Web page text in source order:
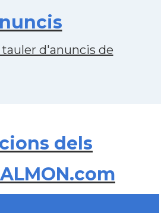
tauler d'anuncis de
dels